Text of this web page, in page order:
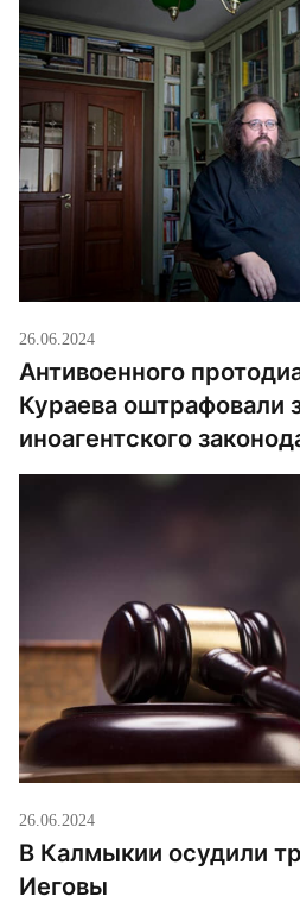
26.06.2024
Антивоенного
Кураева оштрафовали
иноагентского
26.06.2024
В Калмыкии осудили
Иеговы